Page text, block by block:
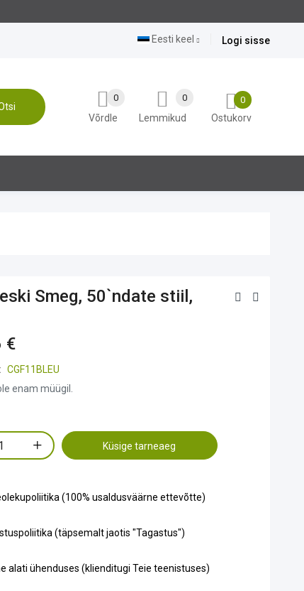
Logi sisse
Eesti keel
0
Ostukorv
Lemmikud
0
Võrdle
0
Smeg, 50`ndate stiil,
€
CGF11BLEU
enam müügil.
Küsige tarneaeg
(100% usaldusväärne ettevõtte)
(täpsemalt jaotis "Tagastus")
alati ühenduses (klienditugi Teie teenistuses)